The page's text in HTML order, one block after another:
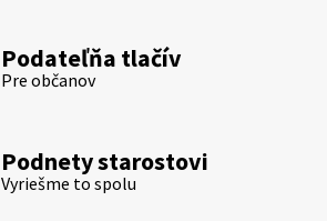
Podateľňa tlačív
Pre občanov
Podnety starostovi
Vyriešme to spolu